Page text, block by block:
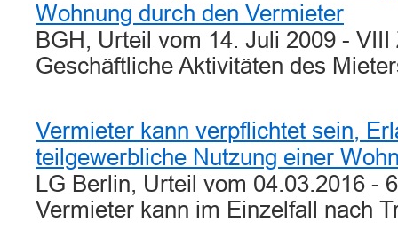
Wohnung durch den Vermieter
BGH, Urteil vom 14. Juli 2009 - VIII
Geschäftliche Aktivitäten des
Vermieter kann verpflichtet sein,
teilgewerbliche Nutzung einer
LG Berlin, Urteil vom 04.03.2016 -
Vermieter kann im Einzelfall nach